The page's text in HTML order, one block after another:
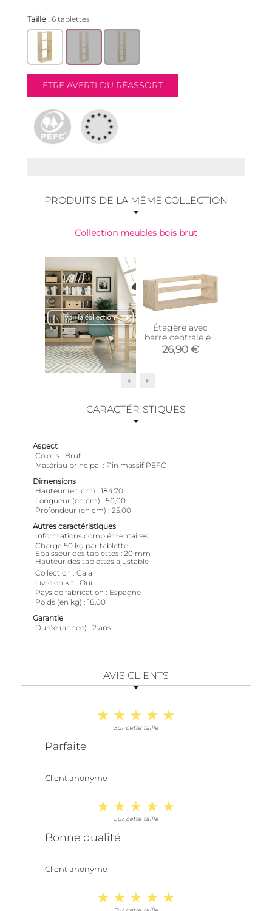
Taille : 6 tablettes
PRODUITS DE LA MÊME COLLECTION
Collection meubles bois brut
Étagère avec
barre centrale en
pin Kit Line (40
cm)
26,90 €
CARACTÉRISTIQUES
Aspect
Coloris
Brut
Matériau principal
Pin massif PEFC
Dimensions
Hauteur (en cm)
184,70
Longueur (en cm)
50,00
Profondeur (en cm)
25,00
Autres caractéristiques
Informations complémentaires
Charge 50 kg par tablette
Epaisseur des tablettes : 20 mm
Hauteur des tablettes ajustable
Collection
Gala
Livré en kit
Oui
Pays de fabrication
Espagne
Poids (en kg)
18,00
Garantie
Durée (année)
2 ans
AVIS CLIENTS
Sur cette taille
Parfaite
Client anonyme
Sur cette taille
Bonne qualité
Client anonyme